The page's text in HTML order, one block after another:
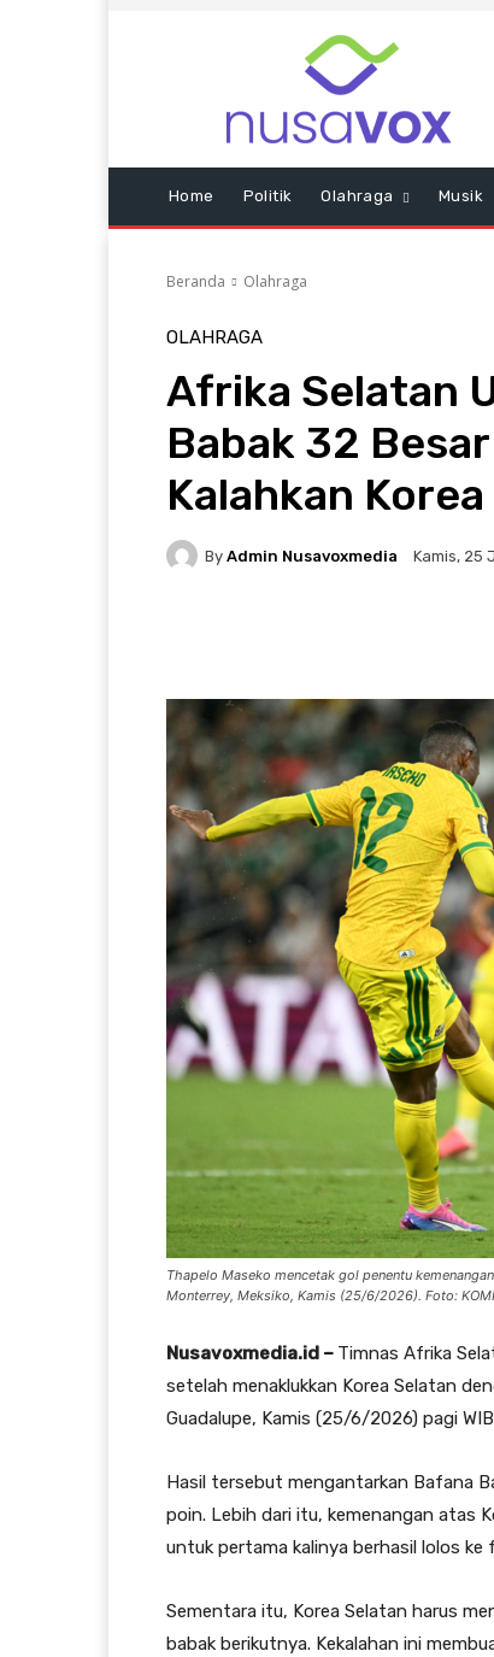
Home Politik Olahraga Musik
Beranda Olahraga
OLAHRAGA
Afrika Selatan
Babak 32
Kalahkan
By Admin Nusavoxmedia Kamis, 25
Thapelo Maseko mencetak gol penentu
Monterrey, Meksiko, Kamis (25/6/2026). Foto:
Nusavoxmedia.id – Timnas Afrika
setelah menaklukkan Korea Selatan
Guadalupe, Kamis (25/6/2026) pagi
Hasil tersebut mengantarkan Bafana
poin. Lebih dari itu, kemenangan atas
untuk pertama kalinya berhasil lolos ke
Sementara itu, Korea Selatan harus
babak berikutnya. Kekalahan ini